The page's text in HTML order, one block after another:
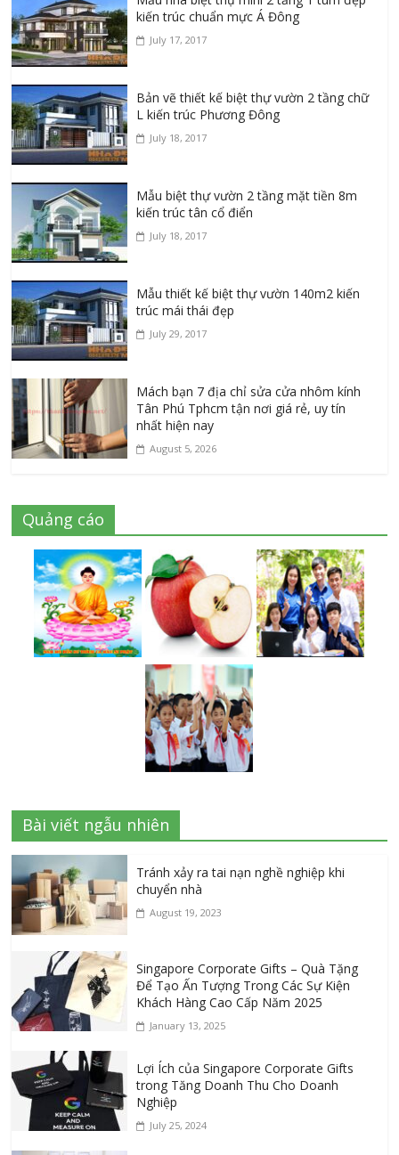
kiến trúc chuẩn mực Á Đông
July 17, 2017
Bản vẽ thiết kế biệt thự vườn 2 tầng chữ
L kiến trúc Phương Đông
July 18, 2017
Mẫu biệt thự vườn 2 tầng mặt tiền 8m
kiến trúc tân cổ điển
July 18, 2017
Mẫu thiết kế biệt thự vườn 140m2 kiến
trúc mái thái đẹp
July 29, 2017
Mách bạn 7 địa chỉ sửa cửa nhôm kính
Tân Phú Tphcm tận nơi giá rẻ, uy tín
nhất hiện nay
August 5, 2026
Quảng cáo
Bài viết ngẫu nhiên
Tránh xảy ra tai nạn nghề nghiệp khi
chuyển nhà
August 19, 2023
Singapore Corporate Gifts – Quà Tặng
Để Tạo Ấn Tượng Trong Các Sự Kiện
Khách Hàng Cao Cấp Năm 2025
January 13, 2025
Lợi Ích của Singapore Corporate Gifts
trong Tăng Doanh Thu Cho Doanh
Nghiệp
July 25, 2024